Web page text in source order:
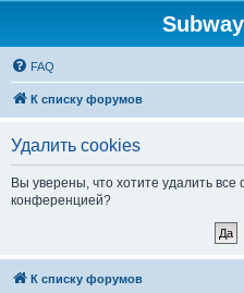
FAQ
К списку форумов
Удалить cookies
Вы уверены, что хотите удалить
конференцией?
К списку форумов